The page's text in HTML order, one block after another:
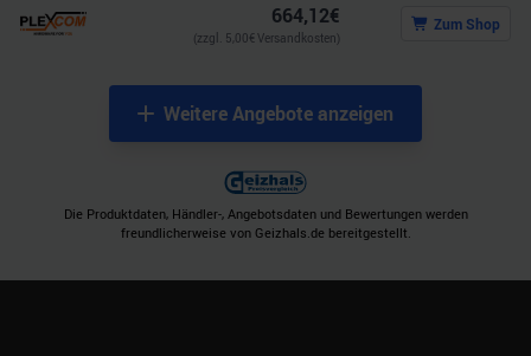
664,12€
(zzgl. 5,00€ Versandkosten)
Zum Shop
Weitere Angebote anzeigen
Die Produktdaten, Händler-, Angebotsdaten und Bewertungen werden
freundlicherweise von Geizhals.de bereitgestellt.